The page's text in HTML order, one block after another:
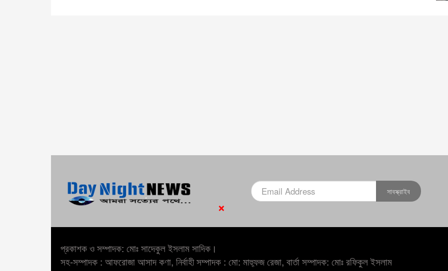
×
সাবস্ক্রাইব
প্রকাশক ও সম্পাদক: মোঃ সাদেকুল ইসলাম সাদিক।
সহ-সম্পাদক : আফরোজা আসাদ কণা, নির্বাহী সম্পাদক : মো: মাহ্ফুজ রেজা, বার্তা সম্পাদক: মোঃ রফিকুল ইসলাম